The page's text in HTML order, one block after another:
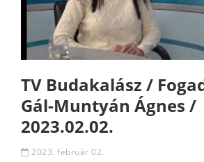
TV Budakalász /
Gál-Muntyán Ágnes /
2023.02.02.
2023. február 02.